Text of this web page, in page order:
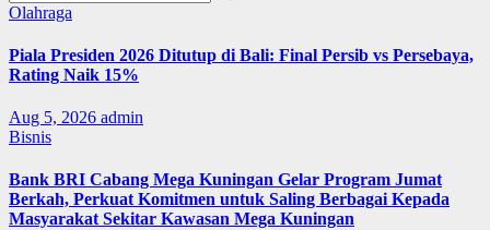
Olahraga
Piala Presiden 2026 Ditutup di Bali: Final Persib vs Persebaya,
Rating Naik 15%
Aug 5, 2026 admin
Bisnis
Bank BRI Cabang Mega Kuningan Gelar Program Jumat
Berkah, Perkuat Komitmen untuk Saling Berbagai Kepada
Masyarakat Sekitar Kawasan Mega Kuningan